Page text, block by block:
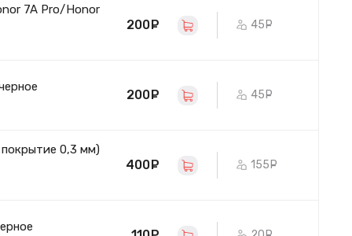
7A Pro/Honor
200 руб. 45
200 руб. 45
0,3 мм)
400 руб. 155